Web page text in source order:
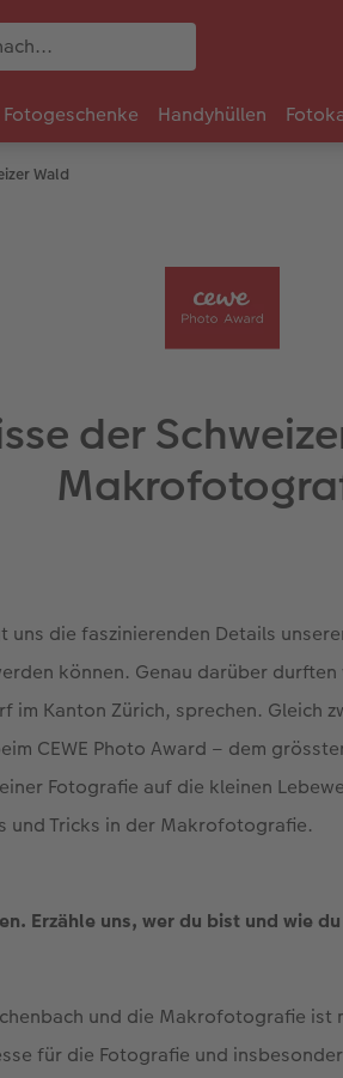
Fotogeschenke Handyhüllen
Wald
der
die faszinierenden Details
können. Genau darüber
Kanton Zürich, sprechen. Gleich
CEWE Photo Award – dem
Fotografie auf die kleinen
und Tricks in der Makrofotografie.
Erzähle uns, wer du bist und wie
und die Makrofotografie ist
für die Fotografie und